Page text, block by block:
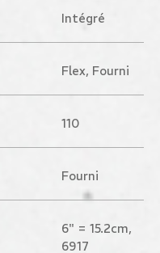
Intégré
Flex, Fourni
110
Fourni
6" = 15.2cm,
6917